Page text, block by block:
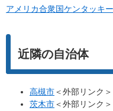
アメリカ合衆国ケンタッキ
近隣の自治体
高槻市＜外部リンク＞
茨木市＜外部リンク＞